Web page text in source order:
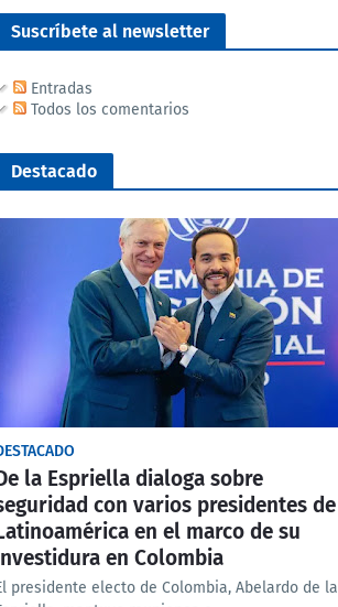
Suscríbete al newsletter
Entradas
Todos los comentarios
Destacado
la Espriella dialoga sobre
con varios presidentes de
en el marco de su
en Colombia
presidente electo de Colombia, Abelardo de la